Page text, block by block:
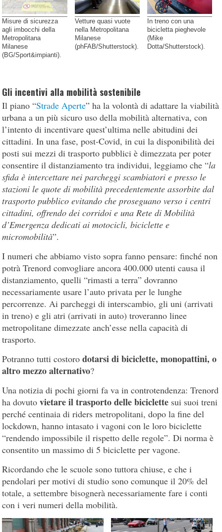
Misure di sicurezza
agli imbocchi della
Metropolitana
Milanese
(BG/Sport&impianti).
Vetture quasi vuote
nella Metropolitana
Milanese
(phFAB/Shutterstock).
In treno con una
bicicletta pieghevole
(Mike
Dotta/Shutterstock).
Gli incentivi alla mobilità sostenibile
Il piano “Strade Aperte” ha la volontà di adattare la viabilità
urbana a un più sicuro uso della mobilità alternativa, con
l’intento di incentivare quest’ultima nelle abitudini dei
cittadini. In una fase, post-Covid, in cui la disponibilità dei
posti sui mezzi di trasporto pubblici è dimezzata per poter
consentire il distanziamento tra individui, leggiamo che “la
sfida è intercettare nei parcheggi scambiatori e presso le
stazioni le quote di mobilità precedentemente assorbite dal
trasporto pubblico evitando che proseguano verso i centri
cittadini, offrendo dei corridoi e una Rete di Mobilità
d’Emergenza dedicati ai motocicli, biciclette e
micromobilità”.
I numeri che abbiamo visto sopra fanno pensare: finché non
potrà Trenord convogliare ancora 400.000 utenti causa il
distanziamento, quelli “rimasti a terra” dovranno
necessariamente usare l’auto privata per le lunghe
percorrenze. Ai parcheggi di interscambio, gli uni (arrivati
in treno) e gli atri (arrivati in auto) troveranno linee
metropolitane dimezzate anch’esse nella capacità di
trasporto.
Potranno tutti costorodotarsi di biciclette, monopattini, o
altro mezzo alternativo?
Una notizia di pochi giorni fa va in controtendenza: Trenord
ha dovutovietare il trasporto delle biciclette sui suoi treni
perché centinaia di riders metropolitani, dopo la fine del
lockdown, hanno intasato i vagoni con le loro biciclette
“rendendo impossibile il rispetto delle regole”. Di norma è
consentito un massimo di 5 biciclette per vagone.
Ricordando che le scuole sono tuttora chiuse, e che i
pendolari per motivi di studio sono comunque il 20% del
totale, a settembre bisognerà necessariamente fare i conti
con i veri numeri della mobilità.